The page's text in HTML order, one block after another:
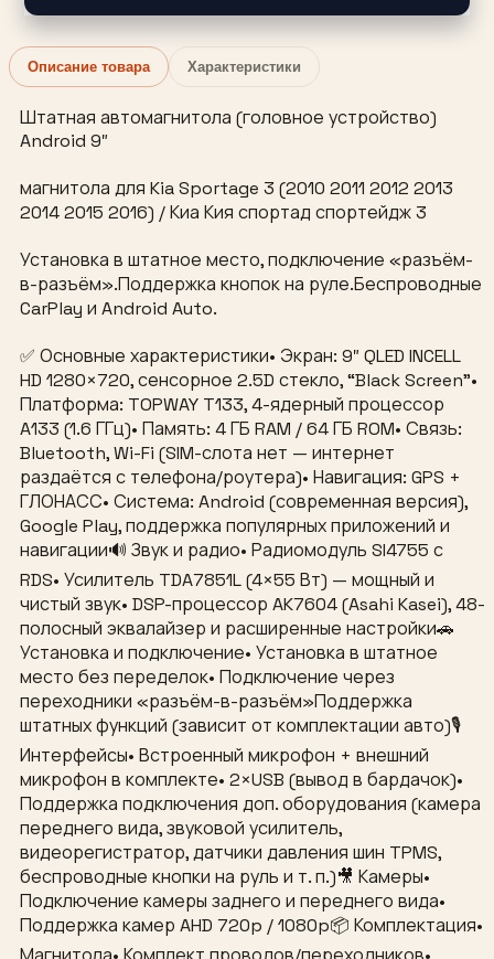
Описание товара Характеристики
Штатная автомагнитола (головное устройство)
Android 9″
магнитола для Kia Sportage 3 (2010 2011 2012 2013
2014 2015 2016) / Киа Кия спортад спортейдж 3
Установка в штатное место, подключение «разъём-
в-разъём».Поддержка кнопок на руле.Беспроводные
CarPlay и Android Auto.
✅ Основные характеристики• Экран: 9″ QLED INCELL
HD 1280×720, сенсорное 2.5D стекло, “Black Screen”•
Платформа: TOPWAY T133, 4-ядерный процессор
A133 (1.6 ГГц)• Память: 4 ГБ RAM / 64 ГБ ROM• Связь:
Bluetooth, Wi-Fi (SIM-слота нет — интернет
раздаётся с телефона/роутера)• Навигация: GPS +
ГЛОНАСС• Система: Android (современная версия),
Google Play, поддержка популярных приложений и
навигации🔊 Звук и радио• Радиомодуль SI4755 с
RDS• Усилитель TDA7851L (4×55 Вт) — мощный и
чистый звук• DSP-процессор AK7604 (Asahi Kasei), 48-
полосный эквалайзер и расширенные настройки🚗
Установка и подключение• Установка в штатное
место без переделок• Подключение через
переходники «разъём-в-разъём»Поддержка
штатных функций (зависит от комплектации авто)🎙
Интерфейсы• Встроенный микрофон + внешний
микрофон в комплекте• 2×USB (вывод в бардачок)•
Поддержка подключения доп. оборудования (камера
переднего вида, звуковой усилитель,
видеорегистратор, датчики давления шин TPMS,
беспроводные кнопки на руль и т. п.)🎥 Камеры•
Подключение камеры заднего и переднего вида•
Поддержка камер AHD 720p / 1080p📦 Комплектация•